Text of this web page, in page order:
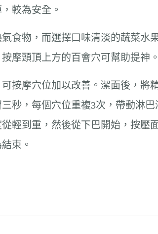
較為安全。
食物，而選擇口味清淡的蔬菜水
摩頭頂上方的百會穴可幫助提神。
按摩穴位加以改善。潔面後，將
秒，每個穴位重複3次，帶動淋
輕到重，然後從下巴開始，按壓
束。